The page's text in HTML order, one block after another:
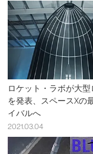
ロケット・ラボが大型
を発表、スペースXの
イバルへ
2021.03.04